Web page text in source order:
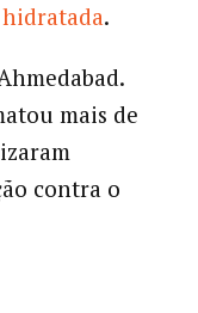
hidratada.
mais de
contra o